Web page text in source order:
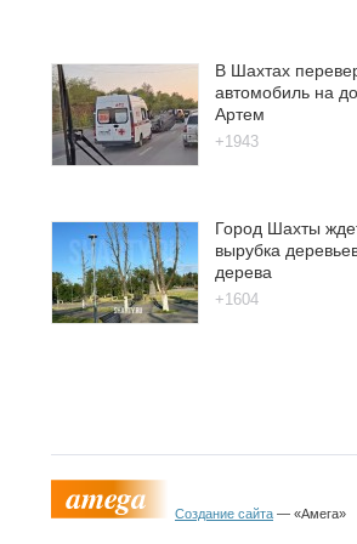
В Шахтах
автомобиль на
Артем
+1943
Город Шахты
вырубка
дерева
+1604
Создание сайта — «Амега»